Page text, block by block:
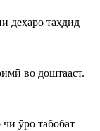
деҳаро таҳдид
во доштааст.
ӯро табобат